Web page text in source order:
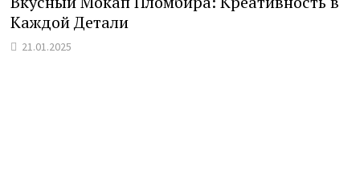
Каждой Детали
21.01.2025